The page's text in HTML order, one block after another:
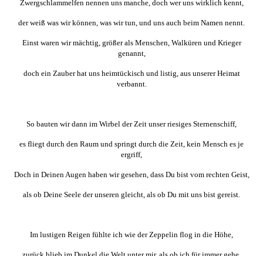
Zwergschlammelfen nennen uns manche, doch wer uns wirklich kennt,
der weiß was wir können, was wir tun, und uns auch beim Namen nennt.
Einst waren wir mächtig, größer als Menschen, Walküren und Krieger
genannt,
doch ein Zauber hat uns heimtückisch und listig, aus unserer Heimat
verbannt.
So bauten wir dann im Wirbel der Zeit unser riesiges Sternenschiff,
es fliegt durch den Raum und springt durch die Zeit, kein Mensch es je
ergriff,
Doch in Deinen Augen haben wir gesehen, dass Du bist vom rechten Geist,
als ob Deine Seele der unseren gleicht, als ob Du mit uns bist gereist.
Im lustigen Reigen fühlte ich wie der Zeppelin flog in die Höhe,